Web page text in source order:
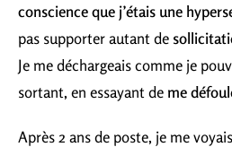
conscience que j’étais une
pas supporter autant de
Je me déchargeais comme je
sortant, en essayant de me
Après 2 ans de poste, je me voyais